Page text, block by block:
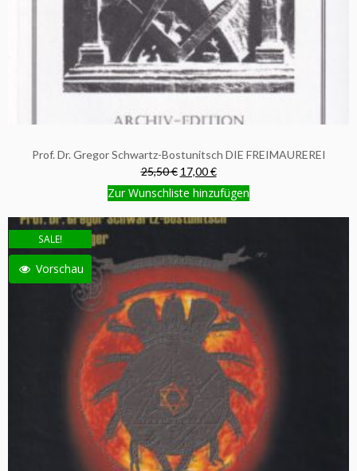
Prof. Dr. Gregor Schwartz-Bostunitsch DIE FREIMAUREREI
25,50 € 17,00 €
Zur Wunschliste hinzufügen
SALE!
Vorschau